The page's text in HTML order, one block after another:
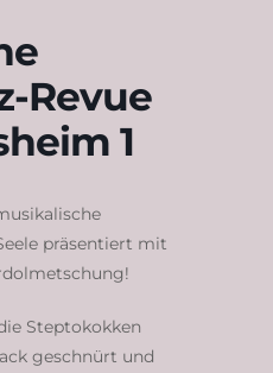
Revue
1
präsentiert mit
Steptokokken
geschnürt und